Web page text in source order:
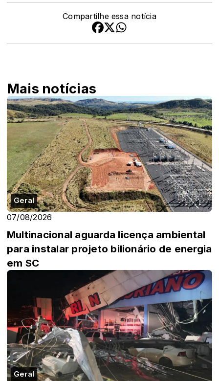
Compartilhe essa notícia
Mais notícias
Geral
07/08/2026
Multinacional aguarda licença ambiental
para instalar projeto bilionário de energia
em SC
Geral